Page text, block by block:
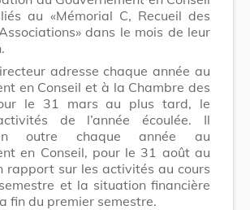
au «Mémorial C, Recueil des
dans le mois de leur
adresse chaque année au
en Conseil et à la Chambre des
le 31 mars au plus tard, le
de l’année écoulée. Il
outre chaque année au
en Conseil, pour le 31 août au
rapport sur les activités au cours
et la situation financière
fin du premier semestre.